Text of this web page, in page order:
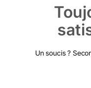
Un soucis ?